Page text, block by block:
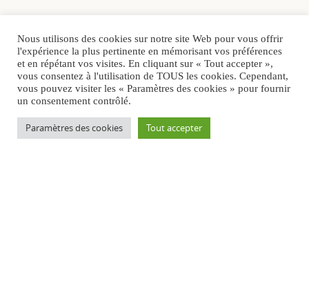
Nous utilisons des cookies sur notre site Web pour vous offrir
l'expérience la plus pertinente en mémorisant vos préférences
et en répétant vos visites. En cliquant sur « Tout accepter »,
vous consentez à l'utilisation de TOUS les cookies. Cependant,
vous pouvez visiter les « Paramètres des cookies » pour fournir
un consentement contrôlé.
Paramètres des cookies Tout accepter